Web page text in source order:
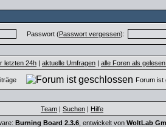
Passwort (Passwort vergessen):
letzten 24h | aktuelle Umfragen | alle Foren als
Forum
Team | Suchen | Hilfe
Burning Board 2.3.6 , entwickelt von WoltLab